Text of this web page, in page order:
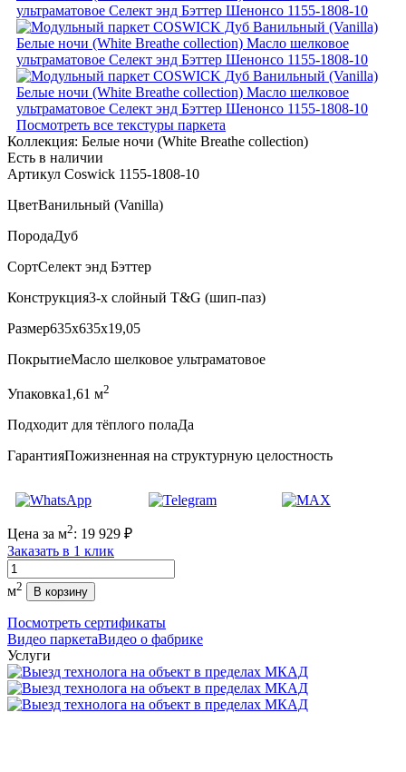
Посмотреть все текстуры паркета
Коллекция: Белые ночи (White Breathe collection)
Есть в наличии
Артикул Coswick 1155-1808-10
ЦветВанильный (Vanilla)
ПородаДуб
СортСелект энд Бэттер
Конструкция3-х слойный T&G (шип-паз)
Размер635x635x19,05
ПокрытиеМасло шелковое ультраматовое
Упаковка1,61 м2
Подходит для тёплого полаДа
ГарантияПожизненная на структурную целостность
Цена за м2: 19 929 ₽
Заказать в 1 клик
Количество
м2 В корзину
Посмотреть сертификаты
Видео паркетаВидео о фабрике
Услуги